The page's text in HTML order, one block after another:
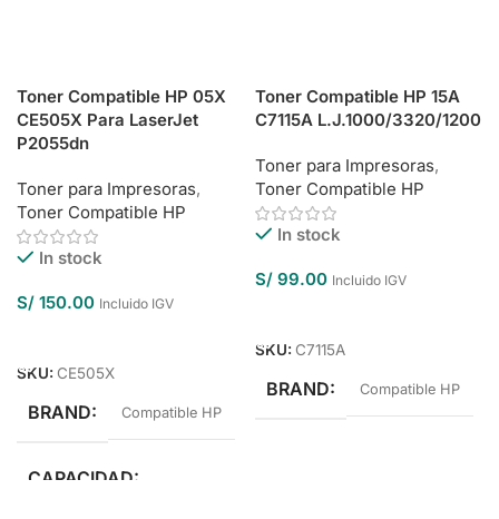
Toner Compatible HP 05X
CE505X Para LaserJet
P2055dn
Toner para Impresoras,
Toner Compatible HP
In stock
S/ 150.00 Incluido IGV
SKU: CE505X
BRAND Compatible HP
CAPACIDAD
Toner Compatible HP 15A
C7115A L.J.1000/3320/1200
Toner para Impresoras,
Toner Compatible HP
In stock
S/ 99.00 Incluido IGV
SKU: C7115A
BRAND Compatible HP